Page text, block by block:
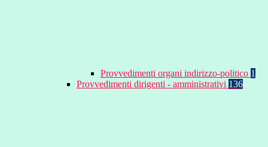
Provvedimenti organi indirizzo-politico 1
Provvedimenti dirigenti - amministrativi 136